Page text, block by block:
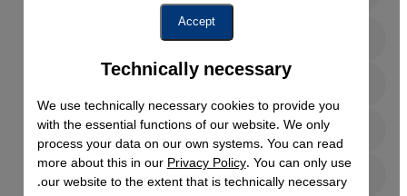
ألمانيا الهتلرية| الحقبة النازية
المتحولون دينيا | تغيير الدين
اليهودية | اليهود
(حزب الشعب الهندي) حزب بهاراتيا جاناتا
Technically necessary
We use technically necessary cookies to provide you
with the essential functions of our website. We only
process your data on our own systems. You can read
more about this in ourPrivacy Policy. You can only use
our website to the extent that is technically necessary.
Google Maps Embed
Accept